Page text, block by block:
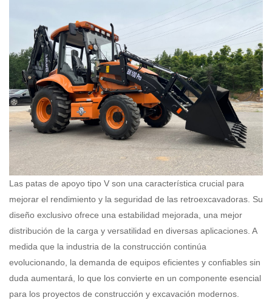
Las patas de apoyo tipo V son una característica crucial para
mejorar el rendimiento y la seguridad de las retroexcavadoras. Su
diseño exclusivo ofrece una estabilidad mejorada, una mejor
distribución de la carga y versatilidad en diversas aplicaciones. A
medida que la industria de la construcción continúa
evolucionando, la demanda de equipos eficientes y confiables sin
duda aumentará, lo que los convierte en un componente esencial
para los proyectos de construcción y excavación modernos.